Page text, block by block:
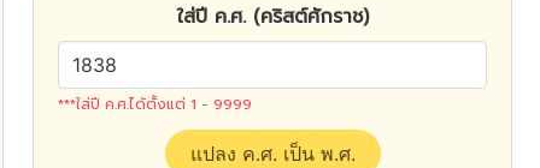
ใส่ปี ค.ศ. (คริสต์ศักราช)
***ใส่ปี ค.ศ.ได้ตั้งแต่ 1 - 9999
แปลง ค.ศ. เป็น พ.ศ.